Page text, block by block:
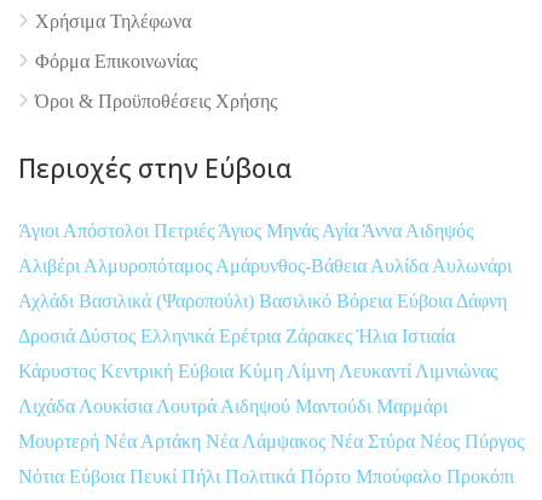
Χρήσιμα Τηλέφωνα
Φόρμα Επικοινωνίας
Όροι & Προϋποθέσεις Xρήσης
Περιοχές στην Εύβοια
Άγιοι Απόστολοι Πετριές Άγιος Μηνάς Αγία Άννα Αιδηψός
Αλιβέρι Αλμυροπόταμος Αμάρυνθος-Βάθεια Αυλίδα Αυλωνάρι
Αχλάδι Βασιλικά (Ψαροπούλι) Βασιλικό Βόρεια Εύβοια Δάφνη
Δροσιά Δύστος Ελληνικά Ερέτρια ΖάρακεςΉλια Ιστιαία
Κάρυστος Κεντρική Εύβοια Κύμη Λίμνη Λευκαντί Λιμνιώνας
Λιχάδα Λουκίσια Λουτρά Αιδηψού Μαντούδι Μαρμάρι
Μουρτερή Νέα Αρτάκη Νέα Λάμψακος Νέα Στύρα Νέος Πύργος
Νότια Εύβοια Πευκί Πήλι Πολιτικά Πόρτο Μπούφαλο Προκόπι